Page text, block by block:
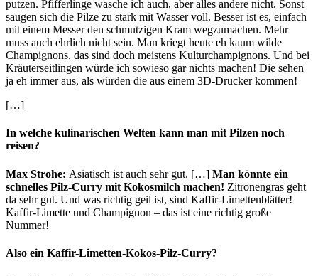
putzen. Pfifferlinge wasche ich auch, aber alles andere nicht. Sonst
saugen sich die Pilze zu stark mit Wasser voll. Besser ist es, einfach
mit einem Messer den schmutzigen Kram wegzumachen. Mehr
muss auch ehrlich nicht sein. Man kriegt heute eh kaum wilde
Champignons, das sind doch meistens Kulturchampignons. Und bei
Kräuterseitlingen würde ich sowieso gar nichts machen! Die sehen
ja eh immer aus, als würden die aus einem 3D-Drucker kommen!
[…]
In welche kulinarischen Welten kann man mit Pilzen noch
reisen?
Max Strohe: Asiatisch ist auch sehr gut. […] Man könnte ein
schnelles Pilz-Curry mit Kokosmilch machen! Zitronengras geht
da sehr gut. Und was richtig geil ist, sind Kaffir-Limettenblätter!
Kaffir-Limette und Champignon – das ist eine richtig große
Nummer!
Also ein Kaffir-Limetten-Kokos-Pilz-Curry?